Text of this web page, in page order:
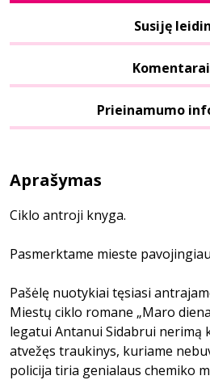
Susiję
Komentarai
Prieinamumo
Aprašymas
Ciklo antroji knyga.
Pasmerktame mieste
Pašėlę nuotykiai tęsiasi
Miestų ciklo romane „Maro
legatui Antanui Sidabrui nerimą
atvežęs traukinys, kuriame
policija tiria genialaus chemiko